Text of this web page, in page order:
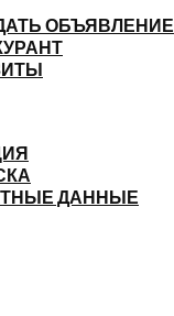
ОБЪЯВЛЕНИЕ
ДАННЫЕ